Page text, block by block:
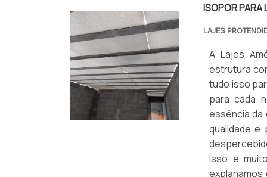
ISOPOR PARA
LAJES
A Lajes
estrutura
tudo isso
para cada
essência da
qualidade e
isso e